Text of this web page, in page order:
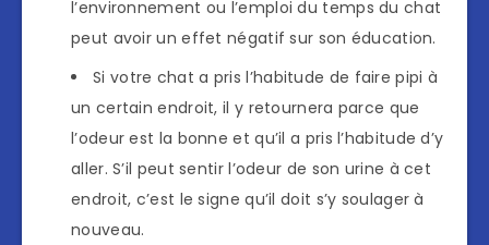
l’environnement ou l’emploi du temps du chat
peut avoir un effet négatif sur son éducation.
Si votre chat a pris l’habitude de faire pipi à
un certain endroit, il y retournera parce que
l’odeur est la bonne et qu’il a pris l’habitude d’y
aller. S’il peut sentir l’odeur de son urine à cet
endroit, c’est le signe qu’il doit s’y soulager à
nouveau.